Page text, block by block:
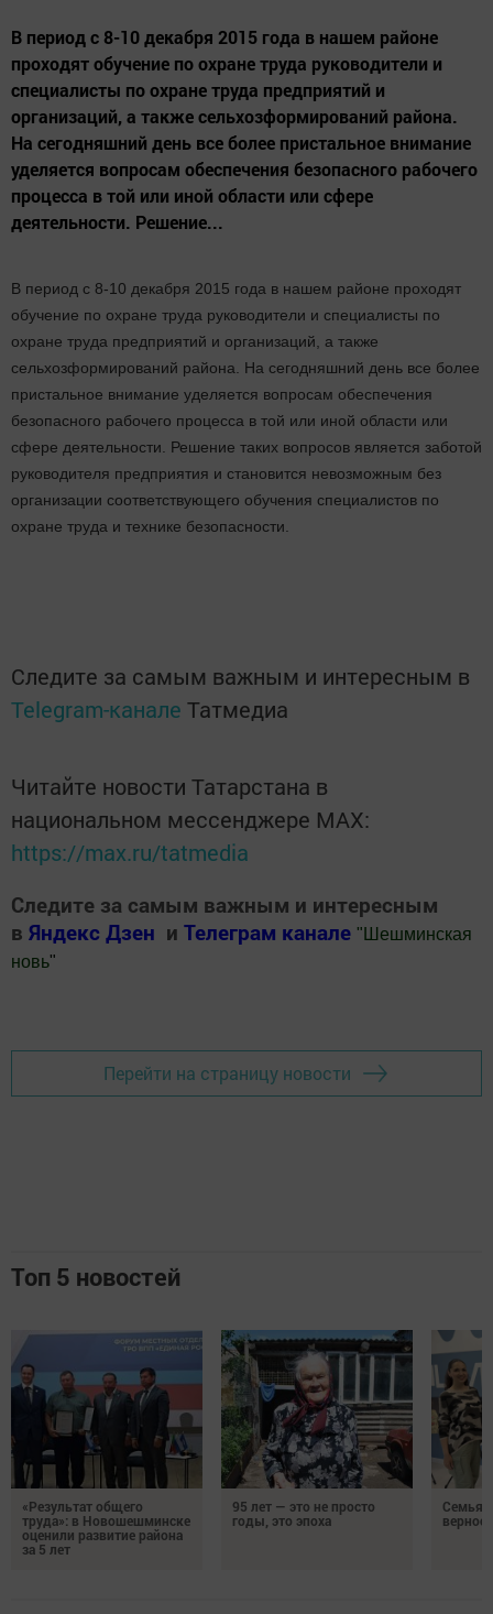
В период с 8-10 декабря 2015 года в нашем районе
проходят обучение по охране труда руководители и
специалисты по охране труда предприятий и
организаций, а также сельхозформирований района.
На сегодняшний день все более пристальное внимание
уделяется вопросам обеспечения безопасного рабочего
процесса в той или иной области или сфере
деятельности. Решение...
В период с 8-10 декабря 2015 года в нашем районе проходят
обучение по охране труда руководители и специалисты по
охране труда предприятий и организаций, а также
сельхозформирований района. На сегодняшний день все более
пристальное внимание уделяется вопросам обеспечения
безопасного рабочего процесса в той или иной области или
сфере деятельности. Решение таких вопросов является заботой
руководителя предприятия и становится невозможным без
организации соответствующего обучения специалистов по
охране труда и технике безопасности.
Следите за самым важным и интересным в
Telegram-канале Татмедиа
Читайте новости Татарстана в
национальном мессенджере MАХ:
https://max.ru/tatmedia
Следите за самым важным и интересным
в Яндекс Дзен и Телеграм канале " Шешминская
новь"
Перейти на страницу новости
Топ 5 новостей
«Результат общего
труда»: в Новошешминске
оценили развитие района
за 5 лет
95 лет — это не просто
годы, это эпоха
Семья